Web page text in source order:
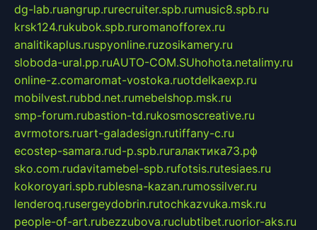
dg-lab.ruangrup.rurecruiter.spb.rumusic8.spb.ru
krsk124.rukubok.spb.ruromanofforex.ru
analitikaplus.ruspyonline.ruzosikamery.ru
sloboda-ural.pp.ruAUTO-COM.SUhohota.netalimy.ru
online-z.comaromat-vostoka.ruotdelkaexp.ru
mobilvest.rubbd.net.rumebelshop.msk.ru
smp-forum.rubastion-td.rukosmoscreative.ru
avrmotors.ruart-galadesign.rutiffany-c.ru
ecostep-samara.rud-p.spb.ruгалактика73.рф
sko.com.rudavitamebel-spb.rufotsis.rutesiaes.ru
kokoroyari.spb.rublesna-kazan.rumossilver.ru
lenderoq.rusergeydobrin.rutochkazvuka.msk.ru
people-of-art.rubezzubova.ruclubtibet.ruorior-aks.ru